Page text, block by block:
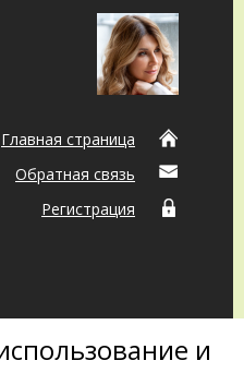
и
Главная страница
Обратная связь
Регистрация